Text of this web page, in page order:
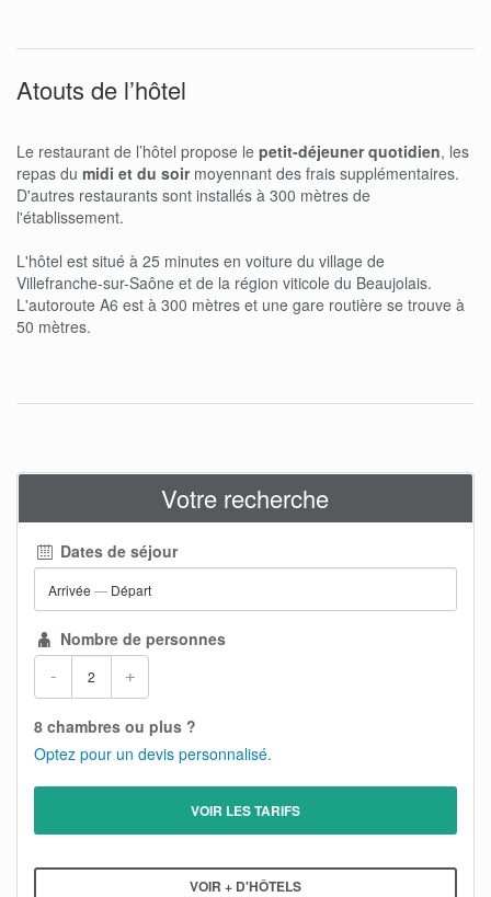
Atouts de l’hôtel
Le restaurant de l’hôtel propose le petit-déjeuner quotidien, les
repas du midi et du soirmoyennant des frais supplémentaires.
D'autres restaurants sont installés à 300 mètres de
l'établissement.
L'hôtel est situé à 25 minutes en voiture du village de
Villefranche-sur-Saône et de la région viticole du Beaujolais.
L'autoroute A6 est à 300 mètres et une gare routière se trouve à
50 mètres.
Votre recherche
Dates de séjour
Arrivée — Départ
Nombre de personnes
- +
8 chambres ou plus ?
Optez pour un devis personnalisé.
VOIR LES TARIFS
VOIR + D'HÔTELS